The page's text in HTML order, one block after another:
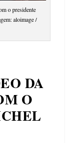
o presidente
aloimage /
DA
O